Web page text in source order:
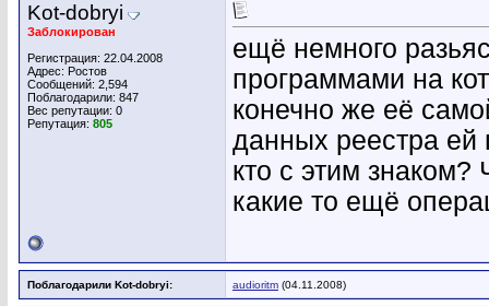
Kot-dobryi
Заблокирован
Регистрация: 22.04.2008
Адрес: Ростов
Сообщений: 2,594
Поблагодарили: 847
Вес репутации: 0
Репутация: 805
ещё немного
программами на
конечно же её
данных реестра ей
кто с этим знаком?
какие то ещё
Поблагодарили Kot-dobryi: audioritm (04.11.2008)